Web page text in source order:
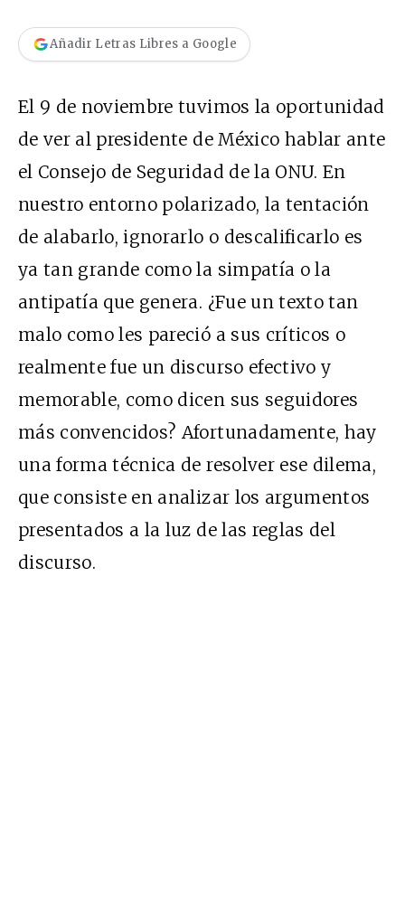
Añadir Letras Libres a Google
El 9 de noviembre tuvimos la oportunidad
de ver al presidente de México hablar ante
el Consejo de Seguridad de la ONU. En
nuestro entorno polarizado, la tentación
de alabarlo, ignorarlo o descalificarlo es
ya tan grande como la simpatía o la
antipatía que genera. ¿Fue un texto tan
malo como les pareció a sus críticos o
realmente fue un discurso efectivo y
memorable, como dicen sus seguidores
más convencidos? Afortunadamente, hay
una forma técnica de resolver ese dilema,
que consiste en analizar los argumentos
presentados a la luz de las reglas del
discurso.